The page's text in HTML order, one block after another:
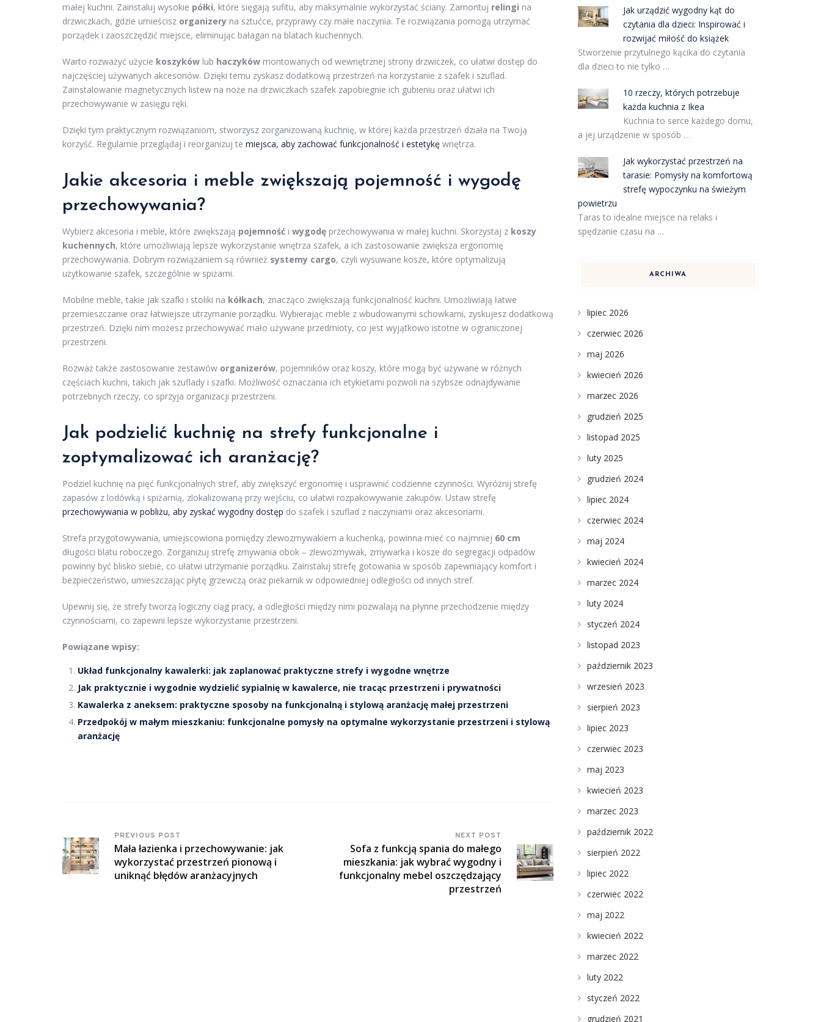
małej kuchni. Zainstaluj wysokie półki, które sięgają sufitu, aby maksymalnie wykorzystać ściany. Zamontuj relingi na
drzwiczkach, gdzie umieścisz organizery na sztućce, przyprawy czy małe naczynia. Te rozwiązania pomogą utrzymać
porządek i zaoszczędzić miejsce, eliminując bałagan na blatach kuchennych.
Warto rozważyć użycie koszyków lub haczyków montowanych od wewnętrznej strony drzwiczek, co ułatwi dostęp do
najczęściej używanych akcesoriów. Dzięki temu zyskasz dodatkową przestrzeń na korzystanie z szafek i szuflad.
Zainstalowanie magnetycznych listew na noże na drzwiczkach szafek zapobiegnie ich gubieniu oraz ułatwi ich
przechowywanie w zasięgu ręki.
Dzięki tym praktycznym rozwiązaniom, stworzysz zorganizowaną kuchnię, w której każda przestrzeń działa na Twoją
korzyść. Regularnie przeglądaj i reorganizuj te miejsca, aby zachować funkcjonalność i estetykę wnętrza.
Jakie akcesoria i meble zwiększają pojemność i wygodę
przechowywania?
Wybierz akcesoria i meble, które zwiększają pojemność i wygodę przechowywania w małej kuchni. Skorzystaj z koszy
kuchennych, które umożliwiają lepsze wykorzystanie wnętrza szafek, a ich zastosowanie zwiększa ergonomię
przechowywania. Dobrym rozwiązaniem są również systemy cargo, czyli wysuwane kosze, które optymalizują
użytkowanie szafek, szczególnie w spiżarni.
Mobilne meble, takie jak szafki i stoliki na kółkach, znacząco zwiększają funkcjonalność kuchni. Umożliwiają łatwe
przemieszczanie oraz łatwiejsze utrzymanie porządku. Wybierając meble z wbudowanymi schowkami, zyskujesz dodatkową
przestrzeń. Dzięki nim możesz przechowywać mało używane przedmioty, co jest wyjątkowo istotne w ograniczonej
przestrzeni.
Rozważ także zastosowanie zestawów organizerów, pojemników oraz koszy, które mogą być używane w różnych
częściach kuchni, takich jak szuflady i szafki. Możliwość oznaczania ich etykietami pozwoli na szybsze odnajdywanie
potrzebnych rzeczy, co sprzyja organizacji przestrzeni.
Jak podzielić kuchnię na strefy funkcjonalne i
zoptymalizować ich aranżację?
Podziel kuchnię na pięć funkcjonalnych stref, aby zwiększyć ergonomię i usprawnić codzienne czynności. Wyróżnij strefę
zapasów z lodówką i spiżarnią, zlokalizowaną przy wejściu, co ułatwi rozpakowywanie zakupów. Ustaw strefę
przechowywania w pobliżu, aby zyskać wygodny dostęp do szafek i szuflad z naczyniami oraz akcesoriami.
Strefa przygotowywania, umiejscowiona pomiędzy zlewozmywakiem a kuchenką, powinna mieć co najmniej 60 cm
długości blatu roboczego. Zorganizuj strefę zmywania obok – zlewozmywak, zmywarka i kosze do segregacji odpadów
powinny być blisko siebie, co ułatwi utrzymanie porządku. Zainstaluj strefę gotowania w sposób zapewniający komfort i
bezpieczeństwo, umieszczając płytę grzewczą oraz piekarnik w odpowiedniej odległości od innych stref.
Upewnij się, że strefy tworzą logiczny ciąg pracy, a odległości między nimi pozwalają na płynne przechodzenie między
czynnościami, co zapewni lepsze wykorzystanie przestrzeni.
Powiązane wpisy:
Układ funkcjonalny kawalerki: jak zaplanować praktyczne strefy i wygodne wnętrze
Jak praktycznie i wygodnie wydzielić sypialnię w kawalerce, nie tracąc przestrzeni i prywatności
Kawalerka z aneksem: praktyczne sposoby na funkcjonalną i stylową aranżację małej przestrzeni
Przedpokój w małym mieszkaniu: funkcjonalne pomysły na optymalne wykorzystanie przestrzeni i stylową
aranżację
PREVIOUS POST
Mała łazienka i przechowywanie: jak
wykorzystać przestrzeń pionową i
uniknąć błędów aranżacyjnych
NEXT POST
Sofa z funkcją spania do małego
mieszkania: jak wybrać wygodny i
funkcjonalny mebel oszczędzający
przestrzeń
Jak urządzić wygodny kąt do
czytania dla dzieci: Inspirować i
rozwijać miłość do książek
Stworzenie przytulnego kącika do czytania
dla dzieci to nie tylko …
10 rzeczy, których potrzebuje
każda kuchnia z Ikea
Kuchnia to serce każdego domu,
a jej urządzenie w sposób …
Jak wykorzystać przestrzeń na
tarasie: Pomysły na komfortową
strefę wypoczynku na świeżym
powietrzu
Taras to idealne miejsce na relaks i
spędzanie czasu na …
ARCHIWA
lipiec 2026
czerwiec 2026
maj 2026
kwiecień 2026
marzec 2026
grudzień 2025
listopad 2025
luty 2025
grudzień 2024
lipiec 2024
czerwiec 2024
maj 2024
kwiecień 2024
marzec 2024
luty 2024
styczeń 2024
listopad 2023
październik 2023
wrzesień 2023
sierpień 2023
lipiec 2023
czerwiec 2023
maj 2023
kwiecień 2023
marzec 2023
październik 2022
sierpień 2022
lipiec 2022
czerwiec 2022
maj 2022
kwiecień 2022
marzec 2022
luty 2022
styczeń 2022
grudzień 2021